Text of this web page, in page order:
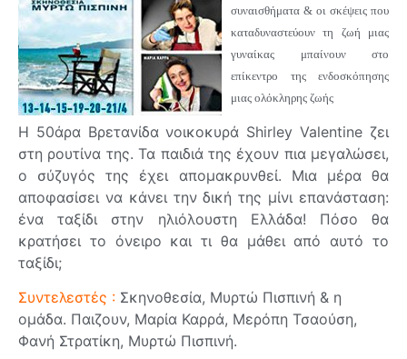
συναισθήματα & οι σκέψεις που
καταδυναστεύουν τη ζωή μιας
γυναίκας μπαίνουν στο
επίκεντρο της ενδοσκόπησης
μιας ολόκληρης ζωής
Η 50άρα Βρετανίδα νοικοκυρά Shirley Valentine ζει
στη ρουτίνα της. Τα παιδιά της έχουν πια μεγαλώσει,
ο σύζυγός της έχει απομακρυνθεί. Μια μέρα θα
αποφασίσει να κάνει την δική της μίνι επανάσταση:
ένα ταξίδι στην ηλιόλουστη Ελλάδα! Πόσο θα
κρατήσει το όνειρο και τι θα μάθει από αυτό το
ταξίδι;
Συντελεστές : Σκηνοθεσία, Μυρτώ Πισπινή & η
ομάδα. Παιζουν, Μαρία Καρρά, Μερόπη Τσαούση,
Φανή Στρατίκη, Μυρτώ Πισπινή.